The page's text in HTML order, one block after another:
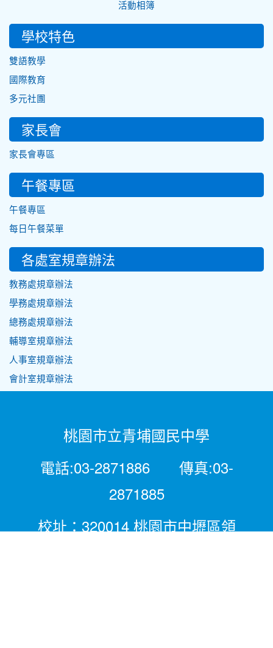
活動相簿
學校特色
雙語教學
國際教育
多元社團
家長會
家長會專區
午餐專區
午餐專區
每日午餐菜單
各處室規章辦法
教務處規章辦法
學務處規章辦法
總務處規章辦法
輔導室規章辦法
人事室規章辦法
會計室規章辦法
桃園市立青埔國民中學
電話:03-2871886 傳真:03-
2871885
校址：320014 桃園市中壢區領